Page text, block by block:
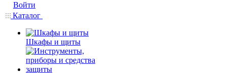
Войти
Каталог
Шкафы и щиты